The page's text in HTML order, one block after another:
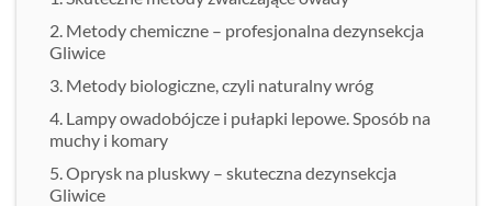
Metody chemiczne – profesjonalna dezynsekcja
Gliwice
Metody biologiczne, czyli naturalny wróg
Lampy owadobójcze i pułapki lepowe. Sposób na
muchy i komary
Oprysk na pluskwy – skuteczna dezynsekcja
Gliwice